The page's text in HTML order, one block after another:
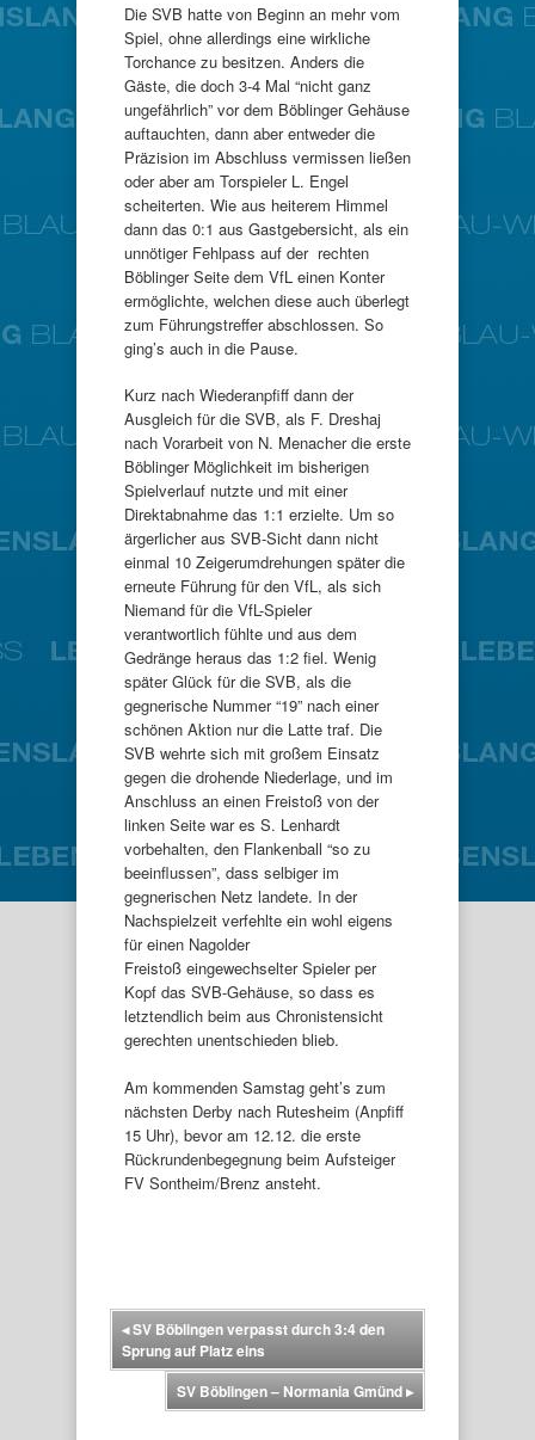
Die SVB hatte von Beginn an mehr vom
Spiel, ohne allerdings eine wirkliche
Torchance zu besitzen. Anders die
Gäste, die doch 3-4 Mal “nicht ganz
ungefährlich” vor dem Böblinger Gehäuse
auftauchten, dann aber entweder die
Präzision im Abschluss vermissen ließen
oder aber am Torspieler L. Engel
scheiterten. Wie aus heiterem Himmel
dann das 0:1 aus Gastgebersicht, als ein
unnötiger Fehlpass auf der rechten
Böblinger Seite dem VfL einen Konter
ermöglichte, welchen diese auch überlegt
zum Führungstreffer abschlossen. So
ging’s auch in die Pause.
Kurz nach Wiederanpfiff dann der
Ausgleich für die SVB, als F. Dreshaj
nach Vorarbeit von N. Menacher die erste
Böblinger Möglichkeit im bisherigen
Spielverlauf nutzte und mit einer
Direktabnahme das 1:1 erzielte. Um so
ärgerlicher aus SVB-Sicht dann nicht
einmal 10 Zeigerumdrehungen später die
erneute Führung für den VfL, als sich
Niemand für die VfL-Spieler
verantwortlich fühlte und aus dem
Gedränge heraus das 1:2 fiel. Wenig
später Glück für die SVB, als die
gegnerische Nummer “19” nach einer
schönen Aktion nur die Latte traf. Die
SVB wehrte sich mit großem Einsatz
gegen die drohende Niederlage, und im
Anschluss an einen Freistoß von der
linken Seite war es S. Lenhardt
vorbehalten, den Flankenball “so zu
beeinflussen”, dass selbiger im
gegnerischen Netz landete. In der
Nachspielzeit verfehlte ein wohl eigens
für einen Nagolder
Freistoß eingewechselter Spieler per
Kopf das SVB-Gehäuse, so dass es
letztendlich beim aus Chronistensicht
gerechten unentschieden blieb.
Am kommenden Samstag geht’s zum
nächsten Derby nach Rutesheim (Anpfiff
15 Uhr), bevor am 12.12. die erste
Rückrundenbegegnung beim Aufsteiger
FV Sontheim/Brenz ansteht.
◂SV Böblingen verpasst durch 3:4 den
Sprung auf Platz eins
SV Böblingen – Normania Gmünd▸